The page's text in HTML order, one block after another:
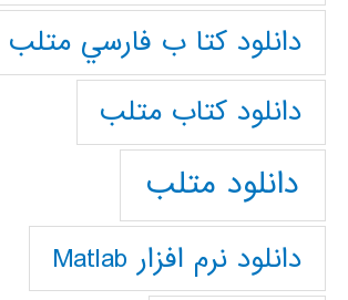
دانلود كتا ب فارسي متلب
دانلود كتاب متلب
دانلود متلب
دانلود نرم افزار Matlab